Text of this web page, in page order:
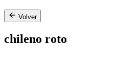
Volver
chileno roto